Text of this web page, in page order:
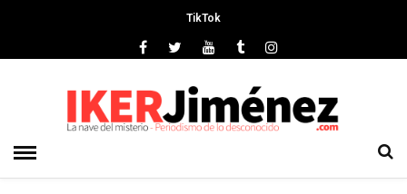
of type array|string is deprecated in
content/plugins/wordfence/vendor/wordfence/wf-
waf/src/lib/rules.phpon line1896
TikTok